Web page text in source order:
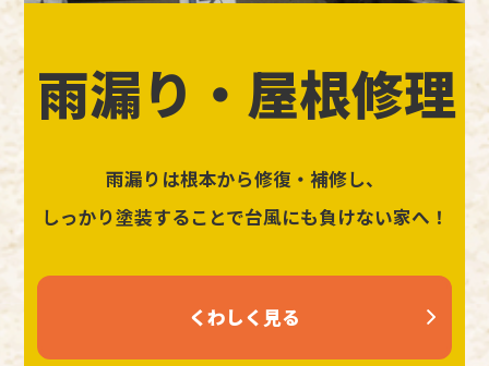
雨漏り・屋根修理
雨漏りは根本から修復・補修し、
しっかり塗装することで台風にも負けない家へ！
くわしく見る